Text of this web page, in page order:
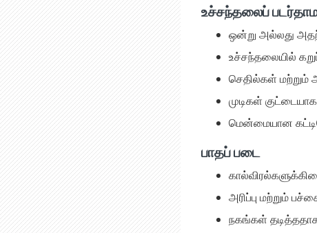
உச்சந்தலைப்
ஒன்று அல்லது
உச்சந்தலையில்
செதில்கள் மற்றும்
முடிகள்
மென்மையான
பாதப் படை
அரிப்பு மற்றும்
நகங்கள்